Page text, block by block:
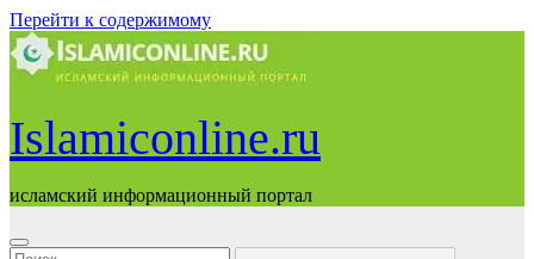
Перейти к содержимому
Islamiconline.ru
исламский информационный портал